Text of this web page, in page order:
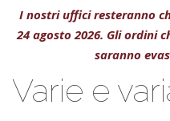
I nostri uffici resteranno
24 agosto 2026. Gli ordini
saranno
Varie e